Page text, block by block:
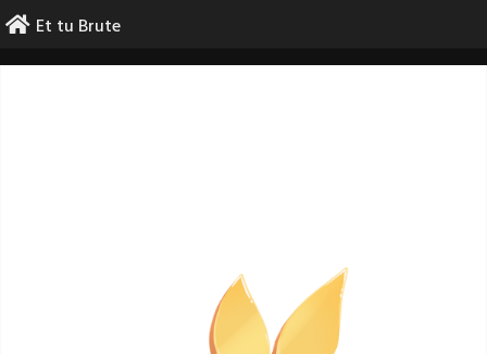
Skip
content
Et tu Brute